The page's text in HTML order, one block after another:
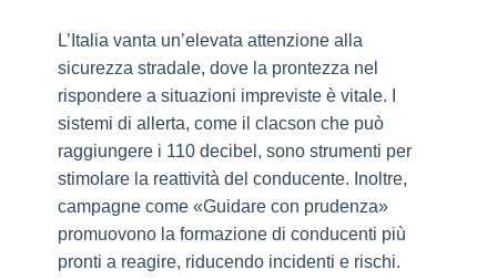
L’Italia vanta un’elevata attenzione alla
sicurezza stradale, dove la prontezza nel
rispondere a situazioni impreviste è vitale. I
sistemi di allerta, come il clacson che può
raggiungere i 110 decibel, sono strumenti per
stimolare la reattività del conducente. Inoltre,
campagne come «Guidare con prudenza»
promuovono la formazione di conducenti più
pronti a reagire, riducendo incidenti e rischi.